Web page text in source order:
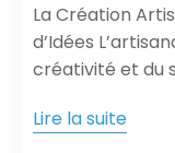
La Création
d’Idées
créativité et du
Lire la suite